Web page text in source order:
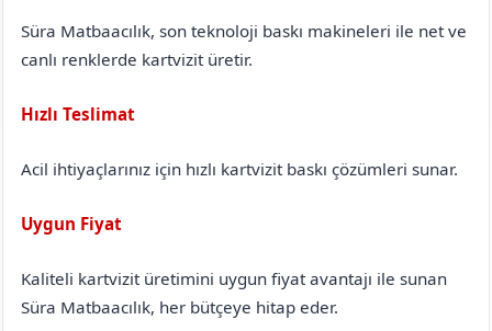
Süra Matbaacılık, son teknoloji baskı makineleri ile net ve
canlı renklerde kartvizit üretir.
Hızlı Teslimat
Acil ihtiyaçlarınız için hızlı kartvizit baskı çözümleri sunar.
Uygun Fiyat
Kaliteli kartvizit üretimini uygun fiyat avantajı ile sunan
Süra Matbaacılık, her bütçeye hitap eder.